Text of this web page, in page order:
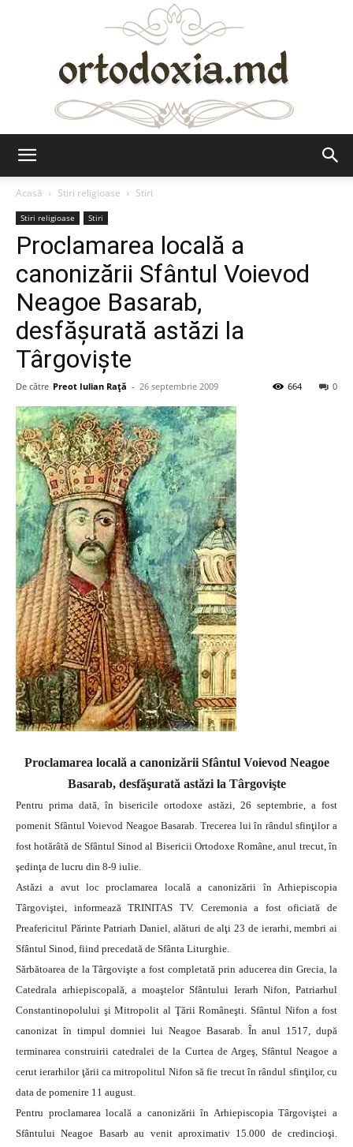
Acasă
Stiri religioase Stiri
Stiri religioase Stiri
Proclamarea locală a
canonizării Sfântul Voievod
Neagoe Basarab,
desfăşurată astăzi la
Târgovişte
De către Preot Iulian Raţă - 26 septembrie 2009 0
664
Proclamarea locală a canonizării Sfântul Voievod Neagoe
Basarab, desfăşurată astăzi la Târgovişte
Pentru prima dată, în bisericile ortodoxe astăzi, 26 septembrie, a fost
pomenit Sfântul Voievod Neagoe Basarab. Trecerea lui în rândul sfinţilor a
fost hotărâtă de Sfântul Sinod al Bisericii Ortodoxe Române, anul trecut, în
şedinţa de lucru din 8-9 iulie.
Astăzi a avut loc proclamarea locală a canonizării în Arhiepiscopia
Târgoviştei, informează TRINITAS TV. Ceremonia a fost oficiată de
Preafericitul Părinte Patriarh Daniel, alături de alţi 23 de ierarhi, membri ai
Sfântul Sinod, fiind precedată de Sfânta Liturghie.
Sărbătoarea de la Târgovişte a fost completată prin aducerea din Grecia, la
Catedrala arhiepiscopală, a moaştelor Sfântului Ierarh Nifon, Patriarhul
Constantinopolului şi Mitropolit al Ţării Româneşti. Sfântul Nifon a fost
canonizat în timpul domniei lui Neagoe Basarab. În anul 1517, după
terminarea construirii catedralei de la Curtea de Argeş, Sfântul Neagoe a
cerut ierarhilor ţării ca mitropolitul Nifon să fie trecut în rândul sfinţilor, cu
data de pomenire 11 august.
Pentru proclamarea locală a canonizării în Arhiepiscopia Târgoviştei a
Sfântului Neagoe Basarb au venit aproximativ 15.000 de credincioşi.